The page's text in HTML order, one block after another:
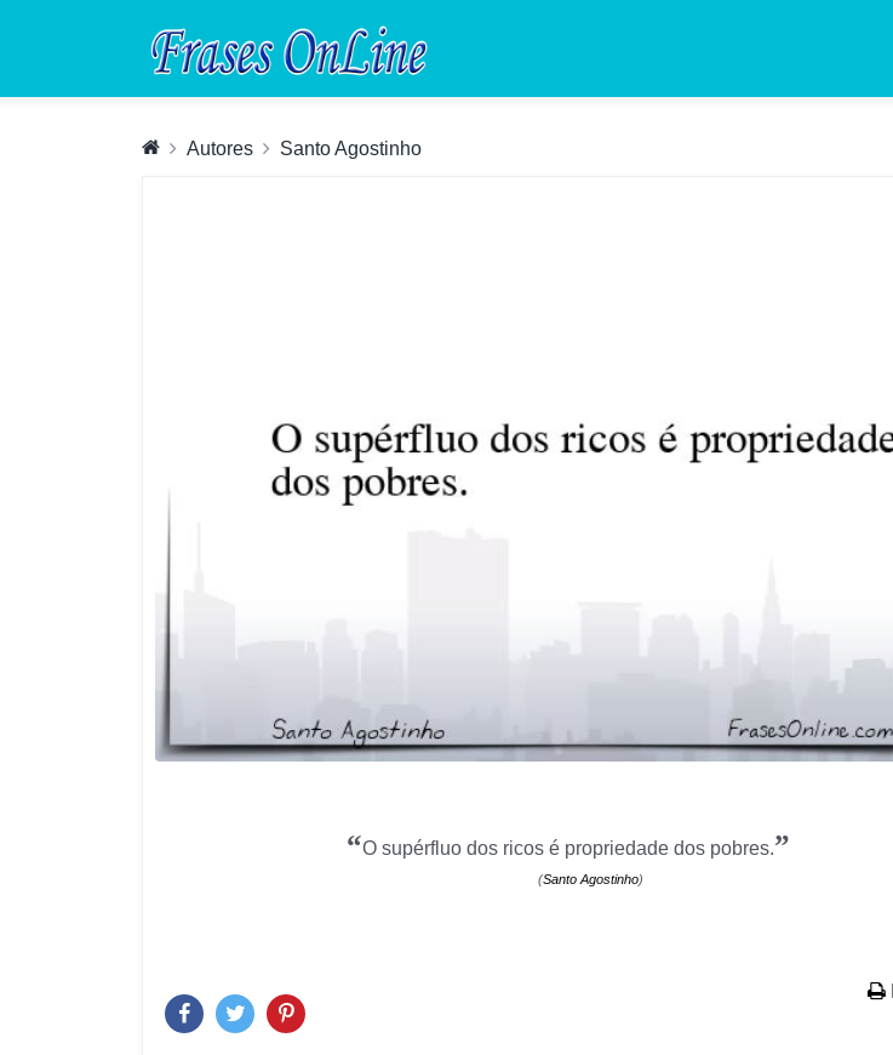
Autores Santo Agostinho
“O supérfluo dos ricos é propriedade dos pobres.”
(Santo Agostinho)